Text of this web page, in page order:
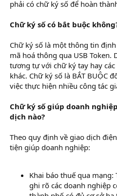
e
phải có chữ ký số để hoàn
Chữ ký số có bắt buộc
Chữ ký số là một thông tin
mã hoá thông qua USB Token.
tương tự với chữ ký tay hay
khác. Chữ ký số là BẮT BUỘC
việc thực hiện nhiều công tác
Chữ ký số giúp doanh
dịch nào?
Theo quy định về giao dịch
tiện giúp doanh nghiệp:
Khai báo thuế qua
ghi rõ các doanh nghiệp